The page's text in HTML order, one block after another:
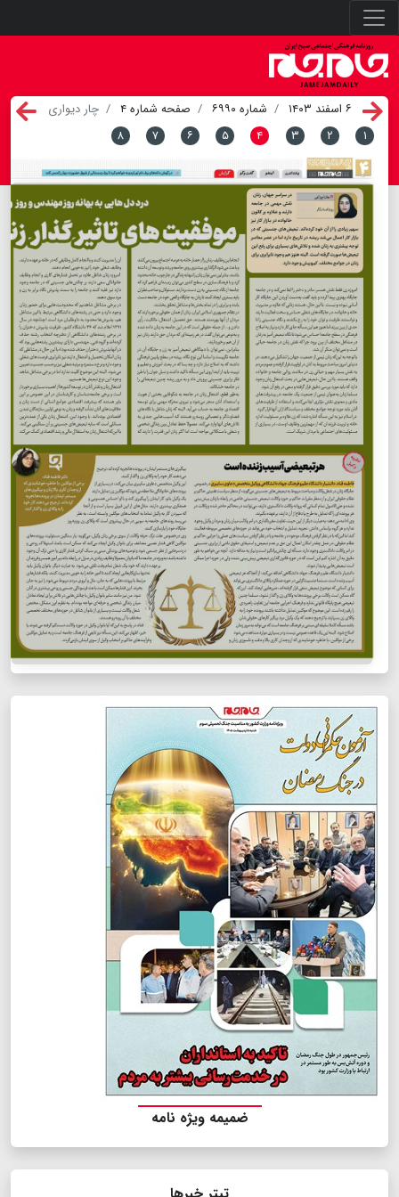
۶ اسفند ۱۴۰۳ شماره ۶۹۹۰ صفحه شماره ۴
چار دیواری
۱
۲ ۳ ۴ ۵ ۶ ۷ ۸
ضمیمه ویژه نامه